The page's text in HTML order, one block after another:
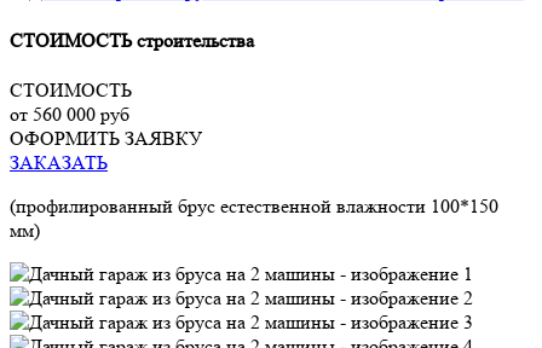
СТОИМОСТЬ строительства
СТОИМОСТЬ
от 560 000 руб
ОФОРМИТЬ ЗАЯВКУ
ЗАКАЗАТЬ
(профилированный брус естественной влажности 100*150
мм)